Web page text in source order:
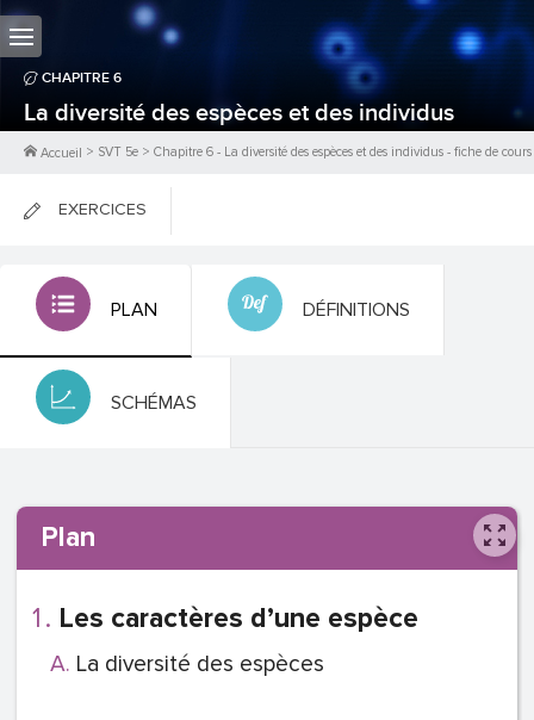
CHAPITRE 6
La diversité des espèces et des individus
Accueil > SVT 5e > Chapitre 6 - La diversité des espèces et des individus - fiche de cours
EXERCICES
FICHES DE COURS
PLAN DÉFINITIONS
SCHÉMAS
Plan
Les caractères d’une espèce
La diversité des espèces